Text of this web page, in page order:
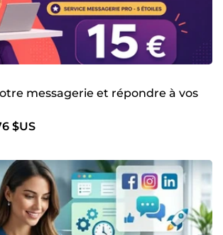
messagerie et répondre à vos
$US